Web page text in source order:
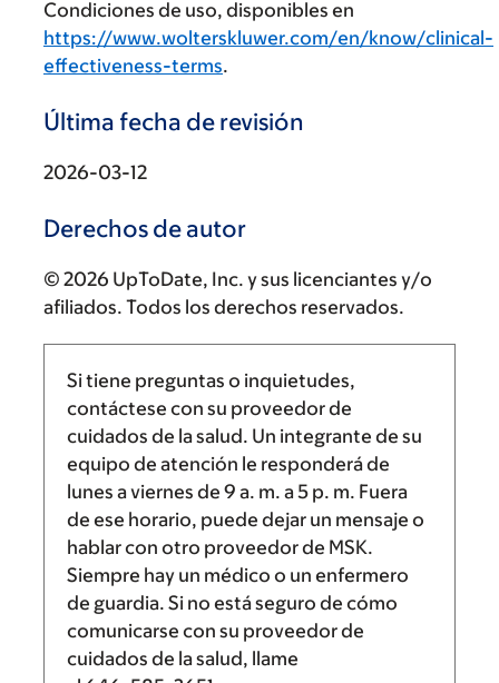
Condiciones de uso, disponibles en
https://www.wolterskluwer.com/en/know/clinical-
effectiveness-terms.
Última fecha de revisión
2026-03-12
Derechos de autor
© 2026 UpToDate, Inc. y sus licenciantes y/o
afiliados. Todos los derechos reservados.
Si tiene preguntas o inquietudes,
contáctese con su proveedor de
cuidados de la salud. Un integrante de su
equipo de atención le responderá de
lunes a viernes de 9 a. m. a5 p. m. Fuera
de ese horario, puede dejar un mensaje o
hablar con otro proveedor de MSK.
Siempre hay un médico o un enfermero
de guardia. Si no está seguro de cómo
comunicarse con su proveedor de
cuidados de la salud, llame